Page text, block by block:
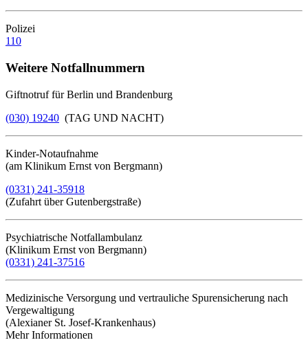
Polizei
110
Weitere Notfallnummern
Giftnotruf für Berlin und Brandenburg
(030) 19240 (TAG UND NACHT)
Kinder-Notaufnahme
(am Klinikum Ernst von Bergmann)
(0331) 241-35918
(Zufahrt über Gutenbergstraße)
Psychiatrische Notfallambulanz
(Klinikum Ernst von Bergmann)
(0331) 241-37516
Medizinische Versorgung und vertrauliche Spurensicherung nach
Vergewaltigung
(Alexianer St. Josef-Krankenhaus)
Mehr Informationen​​​​​​​